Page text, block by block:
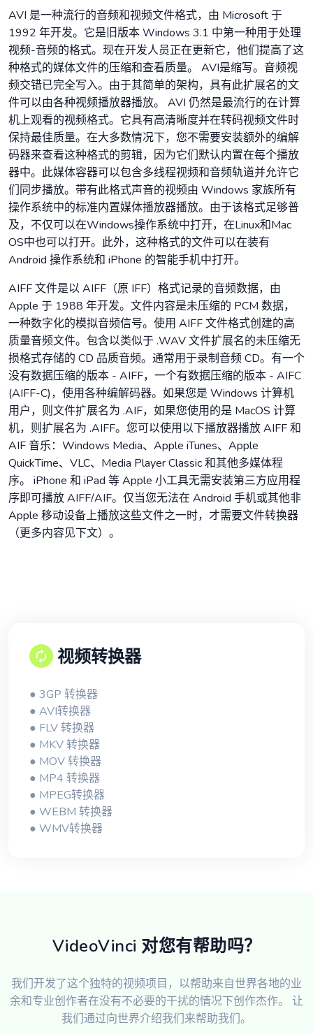
AVI 是一种流行的音频和视频文件格式，由 Microsoft 于
1992 年开发。它是旧版本 Windows 3.1 中第一种用于处理
视频-音频的格式。现在开发人员正在更新它，他们提高了这
种格式的媒体文件的压缩和查看质量。 AVI是缩写。音频视
频交错已完全写入。由于其简单的架构，具有此扩展名的文
件可以由各种视频播放器播放。 AVI 仍然是最流行的在计算
机上观看的视频格式。它具有高清晰度并在转码视频文件时
保持最佳质量。在大多数情况下，您不需要安装额外的编解
码器来查看这种格式的剪辑，因为它们默认内置在每个播放
器中。此媒体容器可以包含多线程视频和音频轨道并允许它
们同步播放。带有此格式声音的视频由 Windows 家族所有
操作系统中的标准内置媒体播放器播放。由于该格式足够普
及，不仅可以在Windows操作系统中打开，在Linux和Mac
OS中也可以打开。此外，这种格式的文件可以在装有
Android 操作系统和 iPhone 的智能手机中打开。
AIFF 文件是以 AIFF（原 IFF）格式记录的音频数据，由
Apple 于 1988 年开发。文件内容是未压缩的 PCM 数据，
一种数字化的模拟音频信号。使用 AIFF 文件格式创建的高
质量音频文件。包含以类似于 .WAV 文件扩展名的未压缩无
损格式存储的 CD 品质音频。通常用于录制音频 CD。有一个
没有数据压缩的版本 - AIFF，一个有数据压缩的版本 - AIFC
(AIFF-C)，使用各种编解码器。如果您是 Windows 计算机
用户，则文件扩展名为 .AIF，如果您使用的是 MacOS 计算
机，则扩展名为 .AIFF。您可以使用以下播放器播放 AIFF 和
AIF 音乐：Windows Media、Apple iTunes、Apple
QuickTime、VLC、Media Player Classic 和其他多媒体程
序。 iPhone 和 iPad 等 Apple 小工具无需安装第三方应用程
序即可播放 AIFF/AIF。仅当您无法在 Android 手机或其他非
Apple 移动设备上播放这些文件之一时，才需要文件转换器
（更多内容见下文）。
视频转换器
● 3GP 转换器
● AVI转换器
● FLV 转换器
● MKV 转换器
● MOV 转换器
● MP4 转换器
● MPEG转换器
● WEBM 转换器
● WMV转换器
VideoVinci 对您有帮助吗？
我们开发了这个独特的视频项目，以帮助来自世界各地的业
余和专业创作者在没有不必要的干扰的情况下创作杰作。 让
我们通过向世界介绍我们来帮助我们。